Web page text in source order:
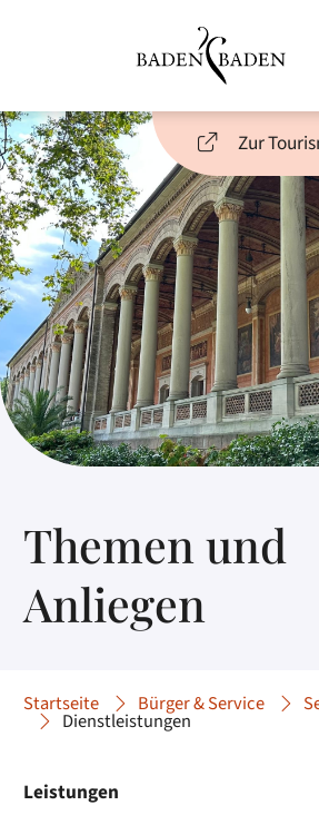
Zur
Themen und
Anliegen
Startseite Bürger & Service
Dienstleistungen
Leistungen